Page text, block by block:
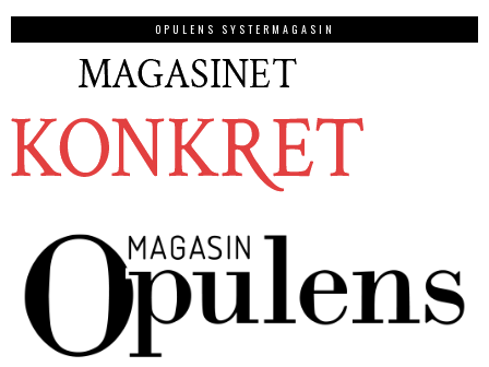
OPULENS SYSTERMAGASIN